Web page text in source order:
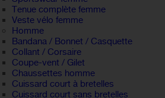
Tenue complète femme
Veste vélo femme
Homme
Bandana / Bonnet / Casquette
Collant / Corsaire
Coupe-vent / Gilet
Chaussettes homme
Cuissard court à bretelles
Cuissard court sans bretelles